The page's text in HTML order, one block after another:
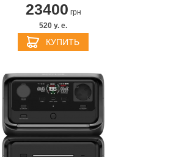
23400 грн
520 y. e.
КУПИТЬ